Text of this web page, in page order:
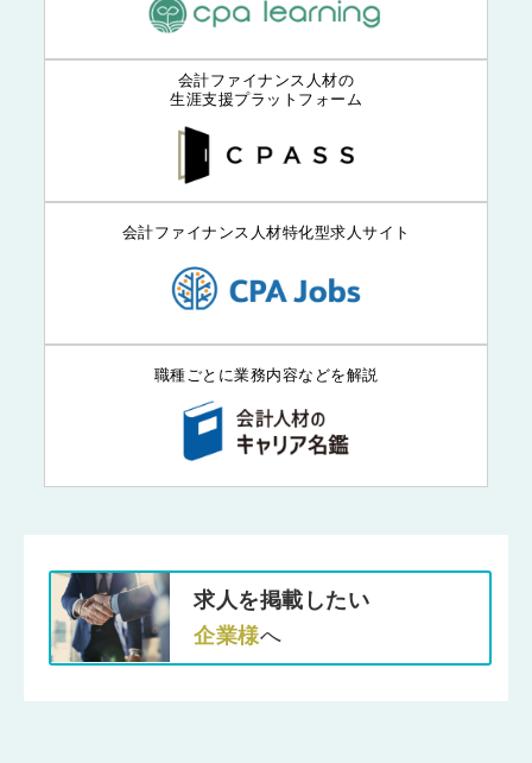
会計ファイナンス人材の
生涯支援プラットフォーム
会計ファイナンス人材特化型求人サイト
職種ごとに業務内容などを解説
求人を掲載したい
企業様へ